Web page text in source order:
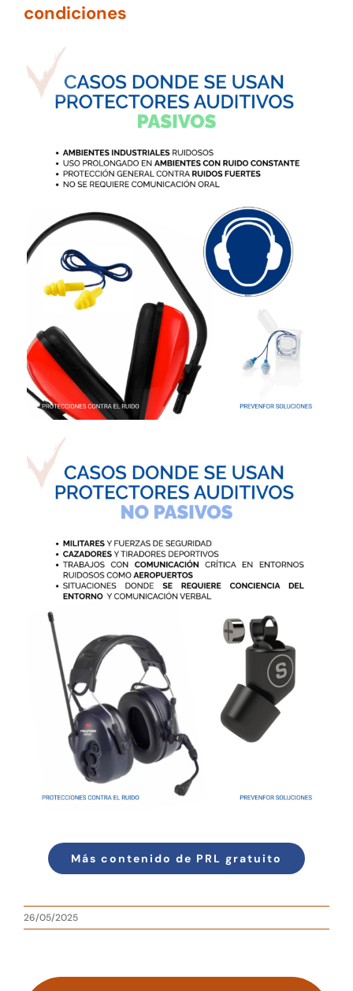
condiciones
Más contenido de PRL gratuito
26/05/2025